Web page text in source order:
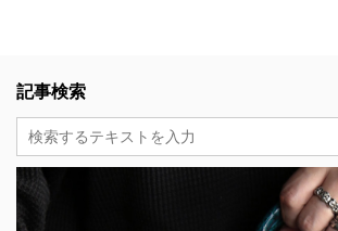
記事検索